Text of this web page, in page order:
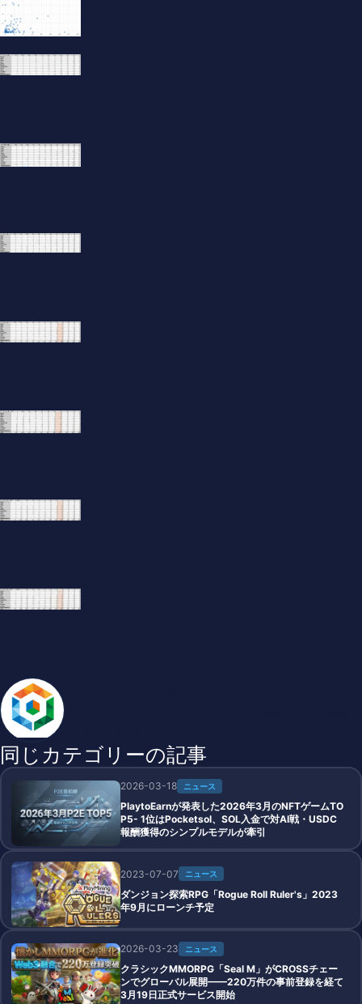
同じカテゴリーの記事
2026-03-18 ニュース
PlaytoEarnが発表した2026年3月のNFTゲームTO
P5- 1位はPocketsol、SOL入金で対AI戦・USDC
報酬獲得のシンプルモデルが牽引
2023-07-07 ニュース
ダンジョン探索RPG「Rogue Roll Ruler's」2023
年9月にローンチ予定
2026-03-23 ニュース
クラシックMMORPG「Seal M」がCROSSチェー
ンでグローバル展開——220万件の事前登録を経て
3月19日正式サービス開始